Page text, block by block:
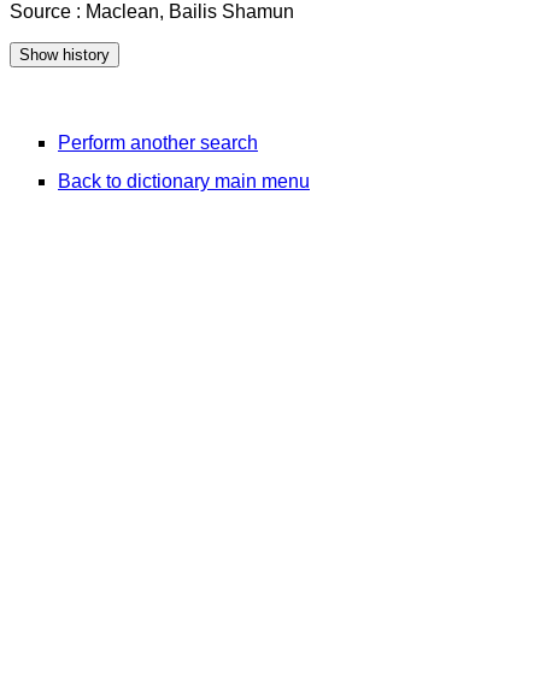
Source : Maclean, Bailis Shamun
Perform another search
Back to dictionary main menu